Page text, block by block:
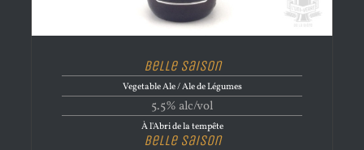
Belle Saison
Vegetable Ale / Ale de Légumes
5.5% alc/vol
À l'Abri de la tempête
Belle Saison